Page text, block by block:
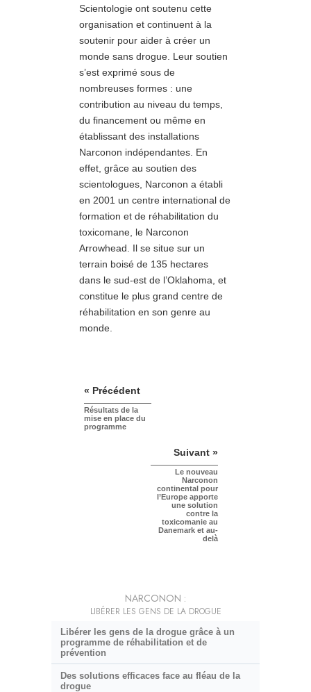
Scientologie ont soutenu cette
organisation et continuent à la
soutenir pour aider à créer un
monde sans drogue. Leur soutien
s’est exprimé sous de
nombreuses formes : une
contribution au niveau du temps,
du financement ou même en
établissant des installations
Narconon indépendantes. En
effet, grâce au soutien des
scientologues, Narconon a établi
en 2001 un centre international de
formation et de réhabilitation du
toxicomane, le Narconon
Arrowhead. Il se situe sur un
terrain boisé de 135 hectares
dans le sud-est de l’Oklahoma, et
constitue le plus grand centre de
réhabilitation en son genre au
monde.
« Précédent
Résultats de la
mise en place du
programme
Suivant »
Le nouveau
Narconon
continental pour
l’Europe apporte
une solution
contre la
toxicomanie au
Danemark et au-
delà
NARCONON :
LIBÉRER LES GENS DE LA DROGUE
Libérer les gens de la drogue grâce à un
programme de réhabilitation et de
prévention
Des solutions efficaces face au fléau de la
drogue